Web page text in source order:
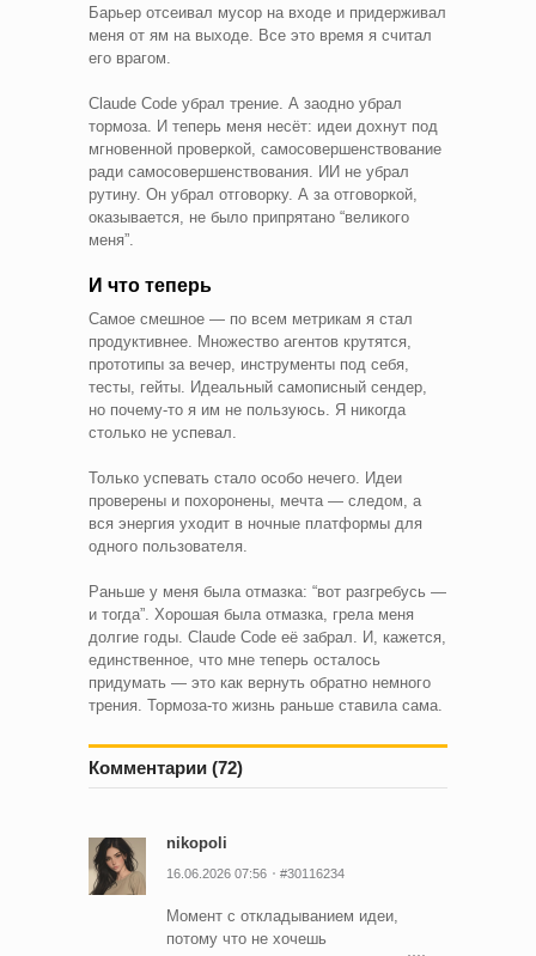
Барьер отсеивал мусор на входе и придерживал
меня от ям на выходе. Все это время я считал
его врагом.
Claude Code убрал трение. А заодно убрал
тормоза. И теперь меня несёт: идеи дохнут под
мгновенной проверкой, самосовершенствование
ради самосовершенствования. ИИ не убрал
рутину. Он убрал отговорку. А за отговоркой,
оказывается, не было припрятано “великого
меня”.
И что теперь
Самое смешное — по всем метрикам я стал
продуктивнее. Множество агентов крутятся,
прототипы за вечер, инструменты под себя,
тесты, гейты. Идеальный самописный сендер,
но почему-то я им не пользуюсь. Я никогда
столько не успевал.
Только успевать стало особо нечего. Идеи
проверены и похоронены, мечта — следом, а
вся энергия уходит в ночные платформы для
одного пользователя.
Раньше у меня была отмазка: “вот разгребусь —
и тогда”. Хорошая была отмазка, грела меня
долгие годы. Claude Code её забрал. И, кажется,
единственное, что мне теперь осталось
придумать — это как вернуть обратно немного
трения. Тормоза-то жизнь раньше ставила сама.
Комментарии (72)
nikopoli
16.06.2026 07:56 #30116234
Момент с откладыванием идеи,
потому что не хочешь